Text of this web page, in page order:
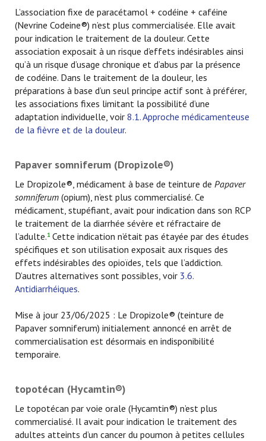
L’association fixe de paracétamol + codéine + caféine
(Nevrine Codeine®) n’est plus commercialisée. Elle avait
pour indication le traitement de la douleur. Cette
association exposait à un risque d’effets indésirables ainsi
qu’à un risque d’usage chronique et d’abus par la présence
de codéine. Dans le traitement de la douleur, les
préparations à base d’un seul principe actif sont à préférer,
les associations fixes limitant la possibilité d’une
adaptation individuelle, voir 8.1. Approche médicamenteuse
de la fièvre et de la douleur.
Papaver somniferum (Dropizole®)
Le Dropizole®, médicament à base de teinture de Papaver
somniferum (opium), n’est plus commercialisé. Ce
médicament, stupéfiant, avait pour indication dans son RCP
le traitement de la diarrhée sévère et réfractaire de
l’adulte.1 Cette indication n’était pas étayée par des études
spécifiques et son utilisation exposait aux risques des
effets indésirables des opioïdes, tels que l’addiction.
D’autres alternatives sont possibles, voir 3.6.
Antidiarrhéiques.
Mise à jour 23/06/2025 : Le Dropizole® (teinture de
Papaver somniferum) initialement annoncé en arrêt de
commercialisation est désormais en indisponibilité
temporaire.
topotécan (Hycamtin®)
Le topotécan par voie orale (Hycamtin®) n’est plus
commercialisé. Il avait pour indication le traitement des
adultes atteints d’un cancer du poumon à petites cellules